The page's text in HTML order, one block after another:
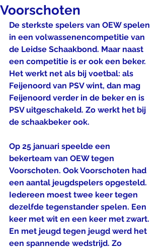
Voorschoten
De sterkste spelers van OEW spelen
in een volwassenencompetitie van
de Leidse Schaakbond. Maar naast
een competitie is er ook een beker.
Het werkt net als bij voetbal: als
Feijenoord van PSV wint, dan mag
Feijenoord verder in de beker en is
PSV uitgeschakeld. Zo werkt het bij
de schaakbeker ook.
Op 25 januari speelde een
bekerteam van OEW tegen
Voorschoten. Ook Voorschoten had
een aantal jeugdspelers opgesteld.
Iedereen moest twee keer tegen
dezelfde tegenstander spelen. Een
keer met wit en een keer met zwart.
En met jeugd tegen jeugd werd het
een spannende wedstrijd. Zo